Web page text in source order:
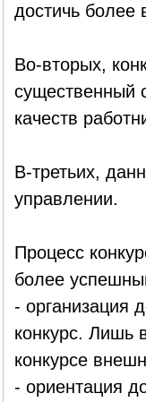
достичь более
Во-вторых,
существенный
качеств
В-третьих,
управлении.
Процесс
более
- организация
конкурс. Лишь
конкурсе
- ориентация